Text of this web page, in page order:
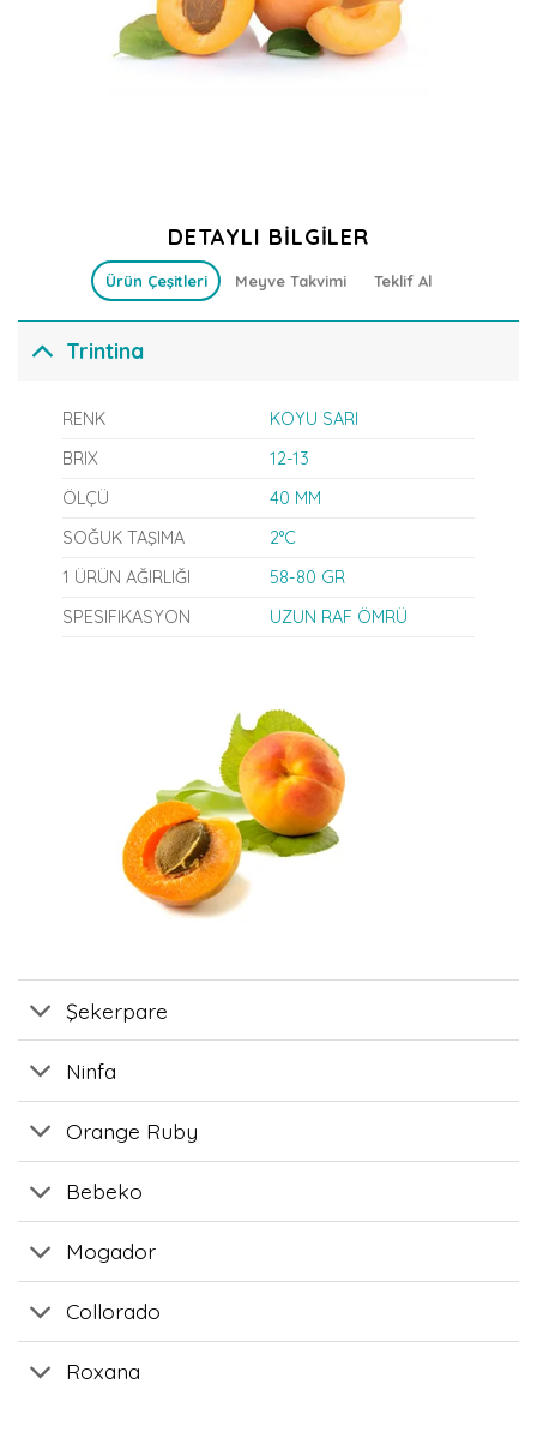
DETAYLI BILGILER
Ürün Çeşitleri Meyve Takvimi Teklif Al
Trintina
RENK
KOYU SARI
BRIX
12-13
ÖLÇÜ
40 MM
SOĞUK TAŞIMA
2°C
1 ÜRÜN AĞIRLIĞI
58-80 GR
SPESIFIKASYON
UZUN RAF ÖMRÜ
Şekerpare
Ninfa
Orange Ruby
Bebeko
Mogador
Collorado
Roxana